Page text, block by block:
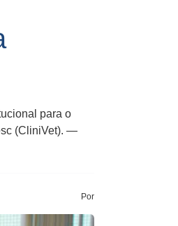
para o
(CliniVet). —
Por